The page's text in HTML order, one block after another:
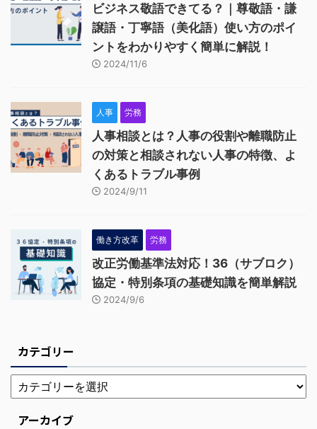
ビジネス敬語できてる？｜尊敬語・謙
譲語・丁寧語（美化語）使い方のポイ
ントをわかりやすく簡単に解説！
2024/11/6
人事 労務
人事相談とは？人事の役割や離職防止
の対策と相談されない人事の特徴、よ
くあるトラブル事例
2024/9/11
働き方改革 労務
改正労働基準法対応！36（サブロク）
協定・特別条項の基礎知識を簡単解説
2024/9/6
カテゴリー
アーカイブ